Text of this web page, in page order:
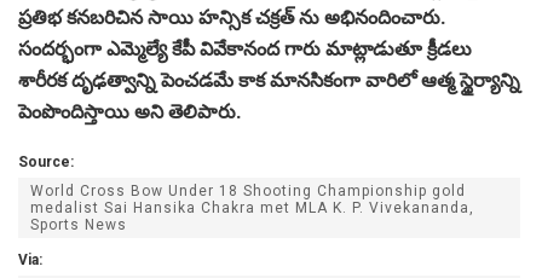
ప్రతిభ కనబరిచిన సాయి హన్సిక చక్రత్ ను అభినందించారు.
సందర్భంగా ఎమ్మెల్యే కేపీ వివేకానంద గారు మాట్లాడుతూ క్రీడలు
శారీరక దృఢత్వాన్ని పెంచడమే కాక మానసికంగా వారిలో ఆత్మ స్థైర్యాన్ని
పెంపొందిస్తాయి అని తెలిపారు.
Source:
World Cross Bow Under 18 Shooting Championship gold
medalist Sai Hansika Chakra met MLA K. P. Vivekananda,
Sports News
Via: